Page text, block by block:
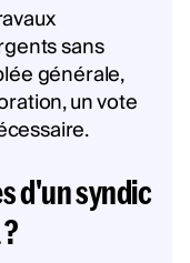
sans
générale,
un vote
d'un syndic